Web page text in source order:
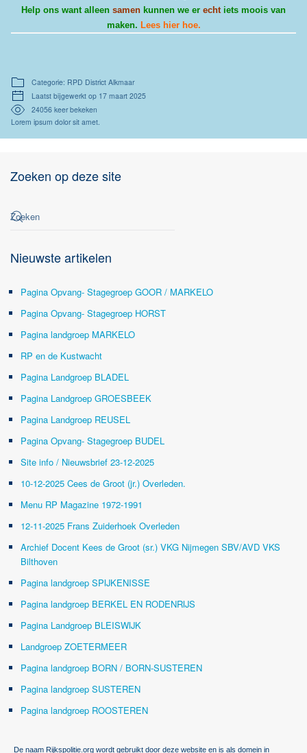
Help ons want alleen samen kunnen we er echt iets moois van
maken. Lees hier hoe.
Categorie: RPD District Alkmaar
Laatst bijgewerkt op 17 maart 2025
24056 keer bekeken
Lorem ipsum dolor sit amet.
Zoeken op deze site
Nieuwste artikelen
Pagina Opvang- Stagegroep GOOR / MARKELO
Pagina Opvang- Stagegroep HORST
Pagina landgroep MARKELO
RP en de Kustwacht
Pagina Landgroep BLADEL
Pagina Landgroep GROESBEEK
Pagina Landgroep REUSEL
Pagina Opvang- Stagegroep BUDEL
Site info / Nieuwsbrief 23-12-2025
10-12-2025 Cees de Groot (jr.) Overleden.
Menu RP Magazine 1972-1991
12-11-2025 Frans Zuiderhoek Overleden
Archief Docent Kees de Groot (sr.) VKG Nijmegen SBV/AVD VKS
Bilthoven
Pagina landgroep SPIJKENISSE
Pagina landgroep BERKEL EN RODENRIJS
Pagina Landgroep BLEISWIJK
Landgroep ZOETERMEER
Pagina landgroep BORN / BORN-SUSTEREN
Pagina landgroep SUSTEREN
Pagina landgroep ROOSTEREN
De naam Rijkspolitie.org wordt gebruikt door deze website en is als domein in